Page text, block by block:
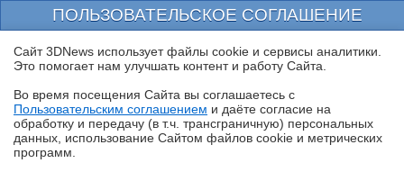
ПОЛЬЗОВАТЕЛЬСКОЕ СОГЛАШЕНИЕ
ЗАЩИЩЕНО CURATOR
© 1997—2026 Электронное периодическое издание "3ДНьюс" | Свидетельство о
выдано Федеральной Службой по надзору за соблюдением законодательства в сфере
массовых коммуникаций и охране культурного наследия
При цитировании документа ссылка на сайт с указанием автора обязательна. Полное
заимствование документа является нарушением
российского и международного законодательства и возможно только с согласия
Сайт 3DNews использует файлы cookie и сервисы аналитики.
Это помогает нам улучшать контент и работу Cайта.
Во время посещения Cайта вы соглашаетесь с
Пользовательским соглашением и даёте согласие на
обработку и передачу (в т.ч. трансграничную) персональных
данных, использование Cайтом файлов cookie и метрических
программ.